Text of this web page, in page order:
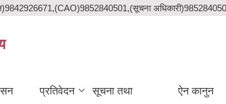
प्रतिवेदन सूचना तथा ऐन कानुन